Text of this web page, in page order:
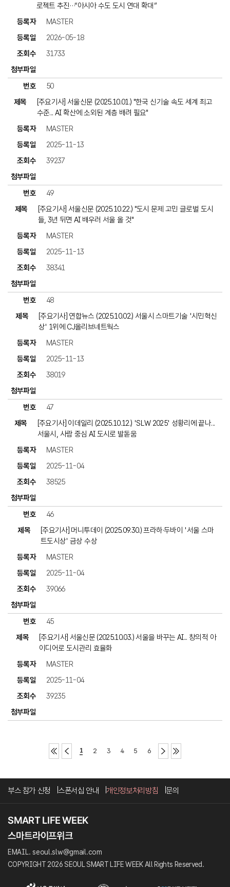
로젝트 추진…“아시아 수도 도시 연대 확대”
MASTER
2026-05-18
31733
50
[주요기사] 서울신문 (2025.10.01.) "한국 신기술 속도 세계 최고
수준... AI 확산에 소외된 계층 배려 필요"
MASTER
2025-11-13
39237
49
[주요기사] 서울신문 (2025.10.22.) "도시 문제 고민 글로벌 도시
들, 3년 뒤면 AI 배우러 서울 올 것"
MASTER
2025-11-13
38341
48
[주요기사] 연합뉴스 (2025.10.02.) 서울시 스마트기술 '시민혁신
상' 1위에 CJ올리브네트웍스
MASTER
2025-11-13
38019
47
[주요기사] 이데일리 (2025.10.12.) 'SLW 2025' 성황리에 끝나...
서울시, 사람 중심 AI 도시로 발돋움
MASTER
2025-11-04
38525
46
[주요기사] 머니투데이 (2025.09.30.) 프라하·두바이 '서울 스마
트도시상' 금상 수상
MASTER
2025-11-04
39066
45
[주요기사] 서울신문 (2025.10.03.) 서울을 바꾸는 AI... 창의적 아
이디어로 도시관리 효율화
MASTER
2025-11-04
39235
1 2 3 4 5 6
부스 참가 신청 스폰서십 안내 개인정보처리방침 문의
EMAIL. seoul.slw@gmail.com
COPYRIGHT 2026 SEOUL SMART LIFE WEEK All Rights Reserved.